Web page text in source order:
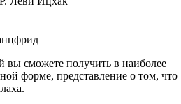
сможете получить в наиболее
форме, представление о том, что